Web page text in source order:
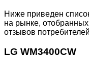
Ниже приведен
на рынке,
отзывов
LG WM3400CW